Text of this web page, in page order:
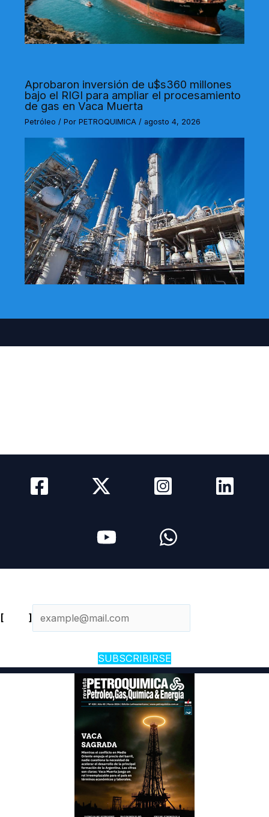
Aprobaron inversión de u$s360 millones
bajo el RIGI para ampliar el procesamiento
de gas en Vaca Muerta
Petróleo / PorPETROQUIMICA/ agosto 4, 2026
[ ]
SUBSCRIBIRSE